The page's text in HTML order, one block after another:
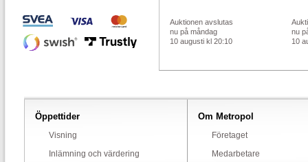
Auktionen avslutas
nu på måndag
10 augusti kl 20:10
nu
10
Öppettider
Visning
Inlämning och värdering
Om Metropol
Företaget
Medarbetare